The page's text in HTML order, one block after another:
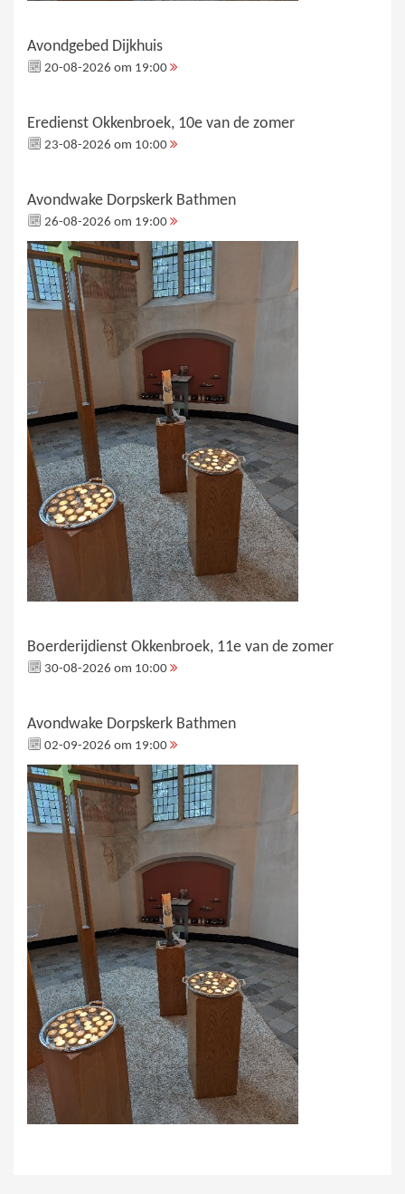
Avondgebed Dijkhuis
20-08-2026 om 19:00
Eredienst Okkenbroek, 10e van de zomer
23-08-2026 om 10:00
Avondwake Dorpskerk Bathmen
26-08-2026 om 19:00
Boerderijdienst Okkenbroek, 11e van de zomer
30-08-2026 om 10:00
Avondwake Dorpskerk Bathmen
02-09-2026 om 19:00